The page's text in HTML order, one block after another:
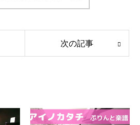
次の記事